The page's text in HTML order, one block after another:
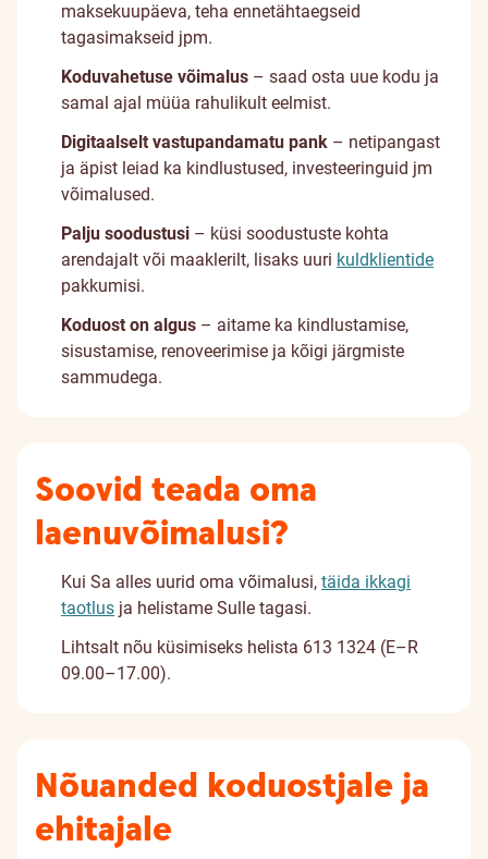
maksekuupäeva, teha ennetähtaegseid
tagasimakseid jpm.
Koduvahetuse võimalus – saad osta uue kodu ja
samal ajal müüa rahulikult eelmist.
Digitaalselt vastupandamatu pank – netipangast
ja äpist leiad ka kindlustused, investeeringuid jm
võimalused.
Palju soodustusi – küsi soodustuste kohta
arendajalt või maaklerilt, lisaks uuri kuldklientide
pakkumisi.
Koduost on algus – aitame ka kindlustamise,
sisustamise, renoveerimise ja kõigi järgmiste
sammudega.
Soovid teada oma
laenuvõimalusi?
Kui Sa alles uurid oma võimalusi, täida ikkagi
taotlus ja helistame Sulle tagasi.
Lihtsalt nõu küsimiseks helista 613 1324 (E–R
09.00–17.00).
Nõuanded koduostjale ja
ehitajale